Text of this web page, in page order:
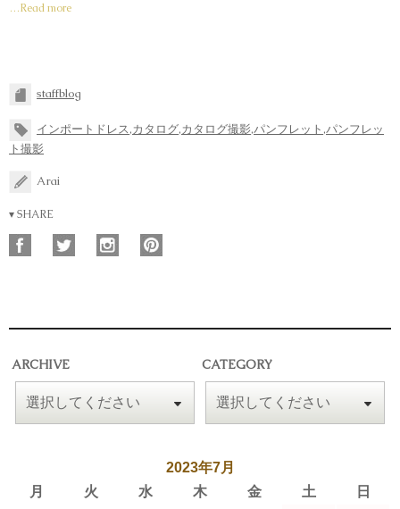
…Read more
staffblog
インポートドレス,カタログ,カタログ撮影,パンフレット ,パンフレッ
ト撮影
Arai
▾ SHARE
ARCHIVE CATEGORY
2023年7月
月
火 水 木 金 土 日